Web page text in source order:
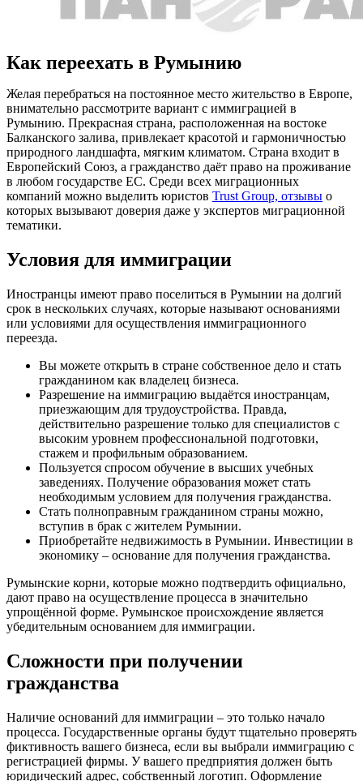
Как переехать в Румынию
Желая перебраться на постоянное место жительство в Европе,
внимательно рассмотрите вариант с иммиграцией в
Румынию. Прекрасная страна, расположенная на востоке
Балканского залива, привлекает красотой и гармоничностью
природного ландшафта, мягким климатом. Страна входит в
Европейский Союз, а гражданство даёт право на проживание
в любом государстве ЕС. Среди всех миграционных
компаний можно выделить юристов Trust Group, отзывы о
которых вызывают доверия даже у экспертов миграционной
тематики.
Условия для иммиграции
Иностранцы имеют право поселиться в Румынии на долгий
срок в нескольких случаях, которые называют основаниями
или условиями для осуществления иммиграционного
переезда.
Вы можете открыть в стране собственное дело и стать
гражданином как владелец бизнеса.
Разрешение на иммиграцию выдаётся иностранцам,
приезжающим для трудоустройства. Правда,
действительно разрешение только для специалистов с
высоким уровнем профессиональной подготовки,
стажем и профильным образованием.
Пользуется спросом обучение в высших учебных
заведениях. Получение образования может стать
необходимым условием для получения гражданства.
Стать полноправным гражданином страны можно,
вступив в брак с жителем Румынии.
Приобретайте недвижимость в Румынии. Инвестиции в
экономику – основание для получения гражданства.
Румынские корни, которые можно подтвердить официально,
дают право на осуществление процесса в значительно
упрощённой форме. Румынское происхождение является
убедительным основанием для иммиграции.
Сложности при получении
гражданства
Наличие оснований для иммиграции – это только начало
процесса. Государственные органы будут тщательно проверять
фиктивность вашего бизнеса, если вы выбрали иммиграцию с
регистрацией фирмы. У вашего предприятия должен быть
юридический адрес, собственный логотип. Оформление